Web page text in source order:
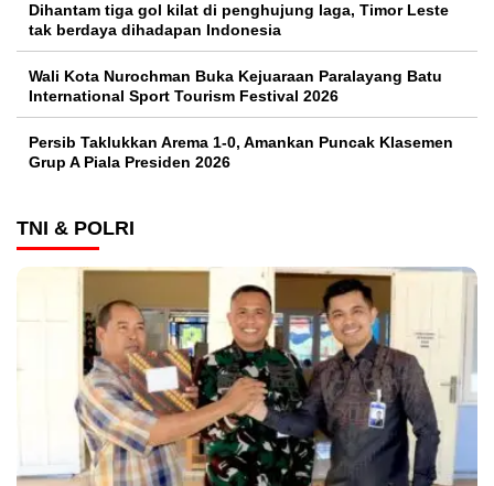
Dihantam tiga gol kilat di penghujung laga, Timor Leste
tak berdaya dihadapan Indonesia
Wali Kota Nurochman Buka Kejuaraan Paralayang Batu
International Sport Tourism Festival 2026
Persib Taklukkan Arema 1-0, Amankan Puncak Klasemen
Grup A Piala Presiden 2026
TNI & POLRI